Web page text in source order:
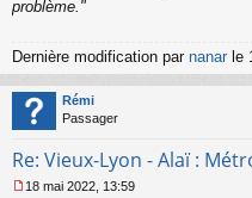
problème."
Dernière modification par nanar le
Rémi
Passager
Re: Vieux-Lyon - Alaï :
18 mai 2022, 13:59